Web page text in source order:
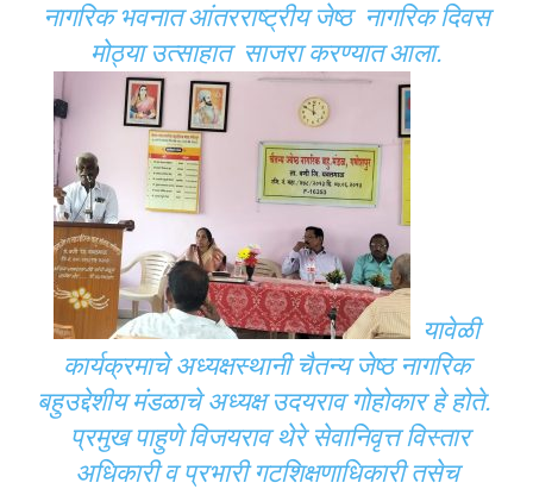
नागरिक भवनात आंतरराष्ट्रीय जेष्ठ नागरिक दिवस
मोठ्या उत्साहात साजरा करण्यात आला.
यावेळी
कार्यक्रमाचे अध्यक्षस्थानी चैतन्य जेष्ठ नागरिक
बहुउद्देशीय मंडळाचे अध्यक्ष उदयराव गोहोकार हे होते.
प्रमुख पाहुणे विजयराव थेरे सेवानिवृत्त विस्तार
अधिकारी व प्रभारी गटशिक्षणाधिकारी तसेच